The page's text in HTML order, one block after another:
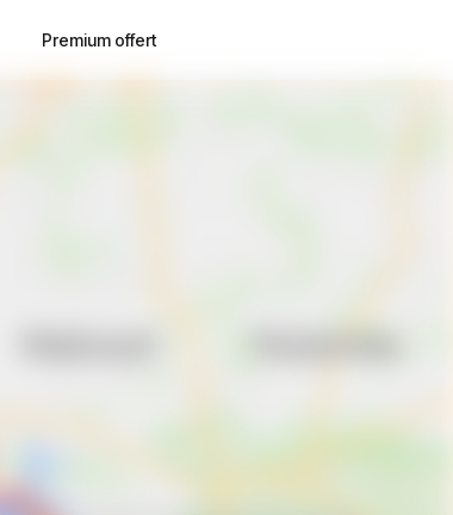
Premium offert